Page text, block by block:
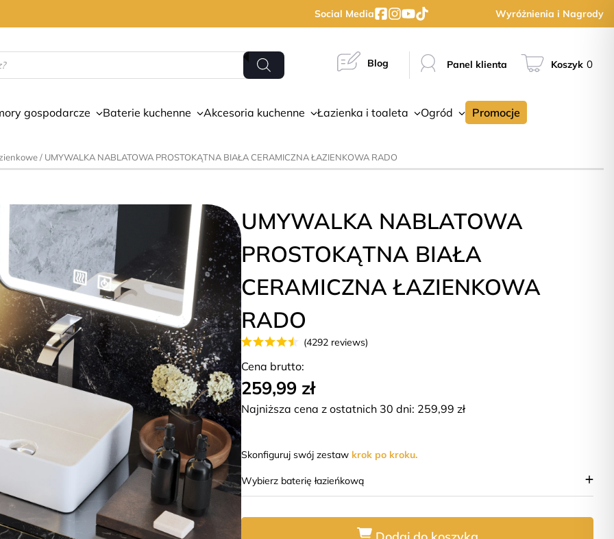
Social Media Wyróżnienia i Nagrody
Blog Panel klienta Koszyk 0
gospodarcze Baterie kuchenne Akcesoria kuchenne Łazienka i toaleta Ogród Promocje
/ UMYWALKA NABLATOWA PROSTOKĄTNA BIAŁA CERAMICZNA ŁAZIENKOWA RADO
UMYWALKA NABLATOWA
PROSTOKĄTNA BIAŁA
CERAMICZNA ŁAZIENKOWA
RADO
(4292 reviews)
Cena brutto:
259,99 zł
Najniższa cena z ostatnich 30 dni: 259,99zł
Skonfiguruj swój zestaw krok po kroku.
Wybierz baterię łazieńkową